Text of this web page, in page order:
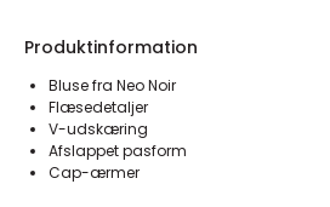
Produktinformation
Bluse fra Neo Noir
Flæsedetaljer
V-udskæring
Afslappet pasform
Cap-ærmer